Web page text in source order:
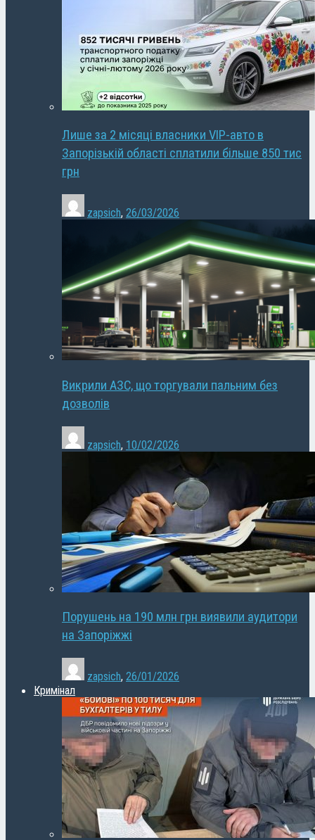
Лише за 2 місяці власники VIP-авто в
Запорізькій області сплатили більше 850 тис
грн
zapsich, 26/03/2026
Викрили АЗС, що торгували пальним без
дозволів
zapsich, 10/02/2026
Порушень на 190 млн грн виявили аудитори
на Запоріжжі
zapsich, 26/01/2026
Кримінал